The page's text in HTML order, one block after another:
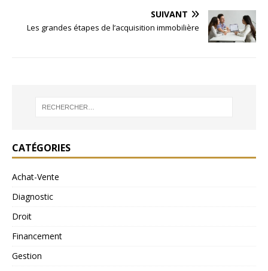
SUIVANT
Les grandes étapes de l’acquisition immobilière
CATÉGORIES
Achat-Vente
Diagnostic
Droit
Financement
Gestion